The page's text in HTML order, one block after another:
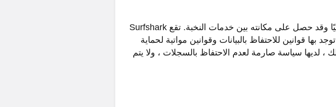
السعر 2.21 دولار في الشهرSurfshark VPN جديد نسبيًا وقد حصل على مكانته بين خدمات النخبة. تقع Surfshark
بها قوانين للاحتفاظ بالبيانات وقوانين مواتية لحماية
لديها سياسة صارمة لعدم الاحتفاظ بالسجلات ، ولا يتم